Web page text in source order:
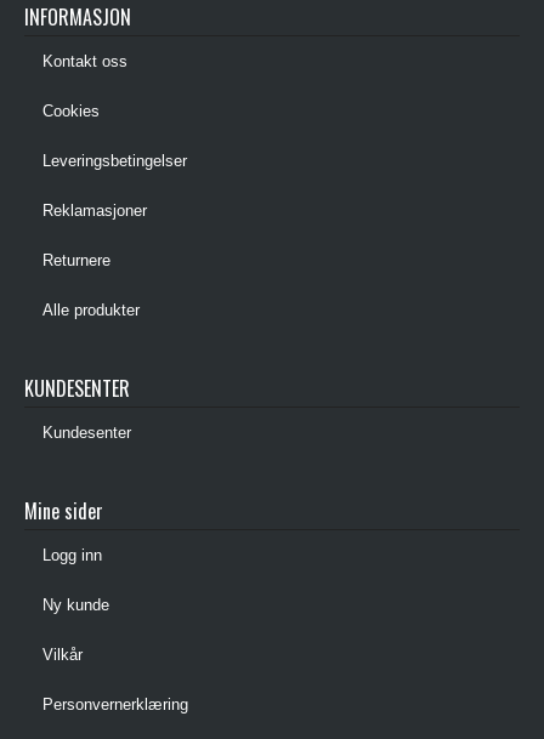
INFORMASJON
Kontakt oss
Cookies
Leveringsbetingelser
Reklamasjoner
Returnere
Alle produkter
KUNDESENTER
Kundesenter
Mine sider
Logg inn
Ny kunde
Vilkår
Personvernerklæring